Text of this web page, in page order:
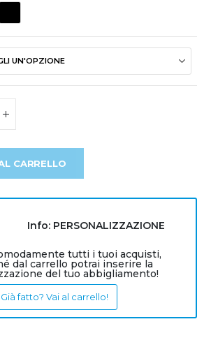
CARRELLO
Info: PERSONALIZZAZIONE
tutti i tuoi acquisti,
dal carrello potrai inserire la
del tuo abbigliamento!
Già fatto? Vai al carrello!